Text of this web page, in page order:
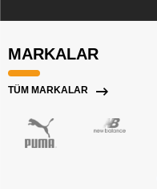
MARKALAR
TÜM MARKALAR